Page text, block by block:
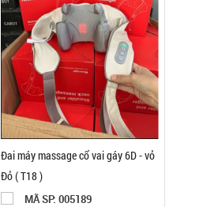
Đai máy massage cổ vai gáy 6D - vỏ
Đỏ ( T18 )
MÃ SP: 005189